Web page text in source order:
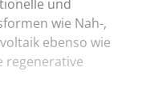
und
wie Nah-,
ebenso wie
regenerative